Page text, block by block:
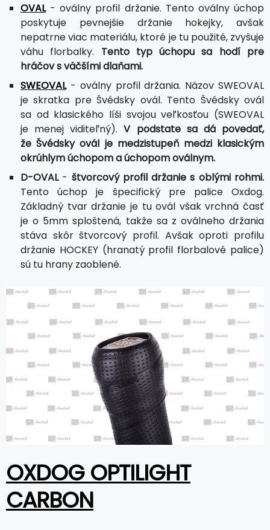
OVAL- oválny profil držanie. Tento oválny úchop
poskytuje pevnejšie držanie hokejky, avšak
nepatrne viac materiálu, ktoré je tu použité, zvyšuje
váhu florbalky. Tento typ úchopu sa hodí pre
hráčov s väčšími dlaňami.
SWEOVAL- oválny profil držania. Názov SWEOVAL
je skratka pre Švédsky ovál. Tento Švédsky ovál
sa od klasického líši svojou veľkosťou (SWEOVAL
je menej viditeľný).V podstate sa dá povedať,
že Švédsky ovál je medzistupeň medzi klasickým
okrúhlym úchopom a úchopom oválnym.
D-OVAL- štvorcový profil držanie s oblými rohmi.
Tento úchop je špecifický pre palice Oxdog.
Základný tvar držanie je tu ovál však vrchná časť
je o 5mm sploštená, takže sa z oválneho držania
stáva skôr štvorcový profil. Avšak oproti profilu
držanie HOCKEY (hranatý profil florbalové palice)
sú tu hrany zaoblené.
OXDOG OPTILIGHT
CARBON